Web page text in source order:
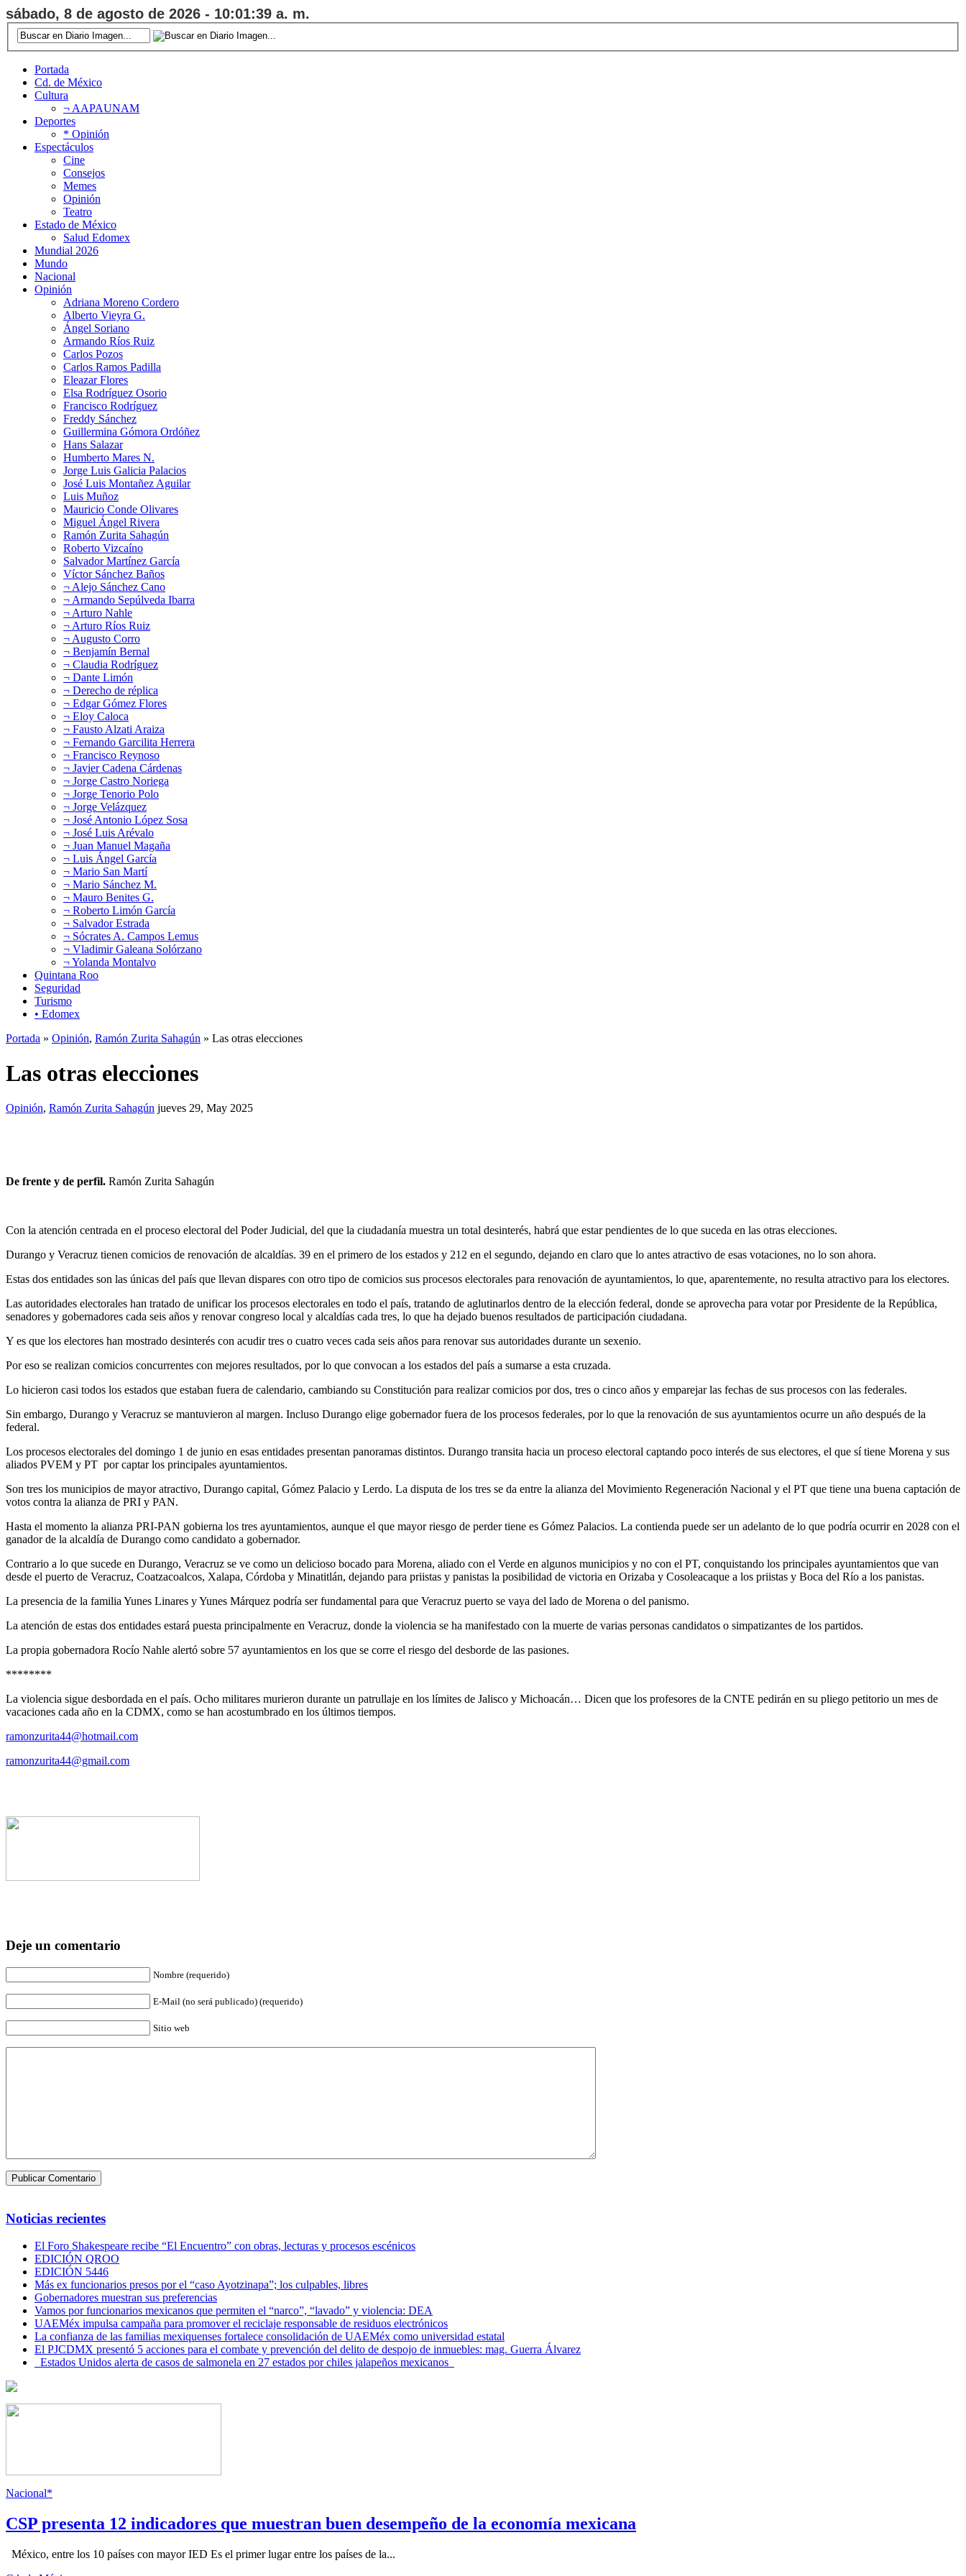
sábado, 8 de agosto de 2026 - 10:01:40 a. m.
Portada
Cd. de México
Cultura
¬ AAPAUNAM
Deportes
* Opinión
Espectáculos
Cine
Consejos
Memes
Opinión
Teatro
Estado de México
Salud Edomex
Mundial 2026
Mundo
Nacional
Opinión
Adriana Moreno Cordero
Alberto Vieyra G.
Ángel Soriano
Armando Ríos Ruiz
Carlos Pozos
Carlos Ramos Padilla
Eleazar Flores
Elsa Rodríguez Osorio
Francisco Rodríguez
Freddy Sánchez
Guillermina Gómora Ordóñez
Hans Salazar
Humberto Mares N.
Jorge Luis Galicia Palacios
José Luis Montañez Aguilar
Luis Muñoz
Mauricio Conde Olivares
Miguel Ángel Rivera
Ramón Zurita Sahagún
Roberto Vizcaíno
Salvador Martínez García
Víctor Sánchez Baños
¬ Alejo Sánchez Cano
¬ Armando Sepúlveda Ibarra
¬ Arturo Nahle
¬ Arturo Ríos Ruiz
¬ Augusto Corro
¬ Benjamín Bernal
¬ Claudia Rodríguez
¬ Dante Limón
¬ Derecho de réplica
¬ Edgar Gómez Flores
¬ Eloy Caloca
¬ Fausto Alzati Araiza
¬ Fernando Garcilita Herrera
¬ Francisco Reynoso
¬ Javier Cadena Cárdenas
¬ Jorge Castro Noriega
¬ Jorge Tenorio Polo
¬ Jorge Velázquez
¬ José Antonio López Sosa
¬ José Luis Arévalo
¬ Juan Manuel Magaña
¬ Luis Ángel García
¬ Mario San Martí
¬ Mario Sánchez M.
¬ Mauro Benites G.
¬ Roberto Limón García
¬ Salvador Estrada
¬ Sócrates A. Campos Lemus
¬ Vladimir Galeana Solórzano
¬ Yolanda Montalvo
Quintana Roo
Seguridad
Turismo
• Edomex
Portada » Opinión, Ramón Zurita Sahagún » Las otras elecciones
Las otras elecciones
Opinión, Ramón Zurita Sahagún jueves 29, May 2025
De frente y de perfil. Ramón Zurita Sahagún
Con la atención centrada en el proceso electoral del Poder Judicial, del que la ciudadanía muestra un total desinterés, habrá que estar pendientes de lo que suceda en las otras elecciones.
Durango y Veracruz tienen comicios de renovación de alcaldías. 39 en el primero de los estados y 212 en el segundo, dejando en claro que lo antes atractivo de esas votaciones, no lo son ahora.
Estas dos entidades son las únicas del país que llevan dispares con otro tipo de comicios sus procesos electorales para renovación de ayuntamientos, lo que, aparentemente, no resulta atractivo para los electores.
Las autoridades electorales han tratado de unificar los procesos electorales en todo el país, tratando de aglutinarlos dentro de la elección federal, donde se aprovecha para votar por Presidente de la República,
senadores y gobernadores cada seis años y renovar congreso local y alcaldías cada tres, lo que ha dejado buenos resultados de participación ciudadana.
Y es que los electores han mostrado desinterés con acudir tres o cuatro veces cada seis años para renovar sus autoridades durante un sexenio.
Por eso se realizan comicios concurrentes con mejores resultados, por lo que convocan a los estados del país a sumarse a esta cruzada.
Lo hicieron casi todos los estados que estaban fuera de calendario, cambiando su Constitución para realizar comicios por dos, tres o cinco años y emparejar las fechas de sus procesos con las federales.
Sin embargo, Durango y Veracruz se mantuvieron al margen. Incluso Durango elige gobernador fuera de los procesos federales, por lo que la renovación de sus ayuntamientos ocurre un año después de la
federal.
Los procesos electorales del domingo 1 de junio en esas entidades presentan panoramas distintos. Durango transita hacia un proceso electoral captando poco interés de sus electores, el que sí tiene Morena y sus
aliados PVEM y PT por captar los principales ayuntamientos.
Son tres los municipios de mayor atractivo, Durango capital, Gómez Palacio y Lerdo. La disputa de los tres se da entre la alianza del Movimiento Regeneración Nacional y el PT que tiene una buena captación de
votos contra la alianza de PRI y PAN.
Hasta el momento la alianza PRI-PAN gobierna los tres ayuntamientos, aunque el que mayor riesgo de perder tiene es Gómez Palacios. La contienda puede ser un adelanto de lo que podría ocurrir en 2028 con el
ganador de la alcaldía de Durango como candidato a gobernador.
Contrario a lo que sucede en Durango, Veracruz se ve como un delicioso bocado para Morena, aliado con el Verde en algunos municipios y no con el PT, conquistando los principales ayuntamientos que van
desde el puerto de Veracruz, Coatzacoalcos, Xalapa, Córdoba y Minatitlán, dejando para priistas y panistas la posibilidad de victoria en Orizaba y Cosoleacaque a los priistas y Boca del Río a los panistas.
La presencia de la familia Yunes Linares y Yunes Márquez podría ser fundamental para que Veracruz puerto se vaya del lado de Morena o del panismo.
La atención de estas dos entidades estará puesta principalmente en Veracruz, donde la violencia se ha manifestado con la muerte de varias personas candidatos o simpatizantes de los partidos.
La propia gobernadora Rocío Nahle alertó sobre 57 ayuntamientos en los que se corre el riesgo del desborde de las pasiones.
********
La violencia sigue desbordada en el país. Ocho militares murieron durante un patrullaje en los límites de Jalisco y Michoacán… Dicen que los profesores de la CNTE pedirán en su pliego petitorio un mes de
vacaciones cada año en la CDMX, como se han acostumbrado en los últimos tiempos.
ramonzurita44@hotmail.com
ramonzurita44@gmail.com
Deje un comentario
Nombre (requerido)
E-Mail (no será publicado) (requerido)
Sitio web
Noticias recientes
El Foro Shakespeare recibe “El Encuentro” con obras, lecturas y procesos escénicos
EDICIÓN QROO
EDICIÓN 5446
Más ex funcionarios presos por el “caso Ayotzinapa”; los culpables, libres
Gobernadores muestran sus preferencias
Vamos por funcionarios mexicanos que permiten el “narco”, “lavado” y violencia: DEA
UAEMéx impulsa campaña para promover el reciclaje responsable de residuos electrónicos
La confianza de las familias mexiquenses fortalece consolidación de UAEMéx como universidad estatal
El PJCDMX presentó 5 acciones para el combate y prevención del delito de despojo de inmuebles: mag. Guerra Álvarez
Estados Unidos alerta de casos de salmonela en 27 estados por chiles jalapeños mexicanos
Nacional*
CSP presenta 12 indicadores que muestran buen desempeño de la economía mexicana
México, entre los 10 países con mayor IED Es el primer lugar entre los países de la...